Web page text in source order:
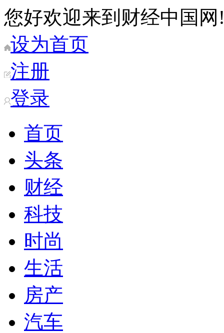
您好欢迎来到财经中国网
设为首页
注册
登录
首页
头条
财经
科技
时尚
生活
房产
汽车